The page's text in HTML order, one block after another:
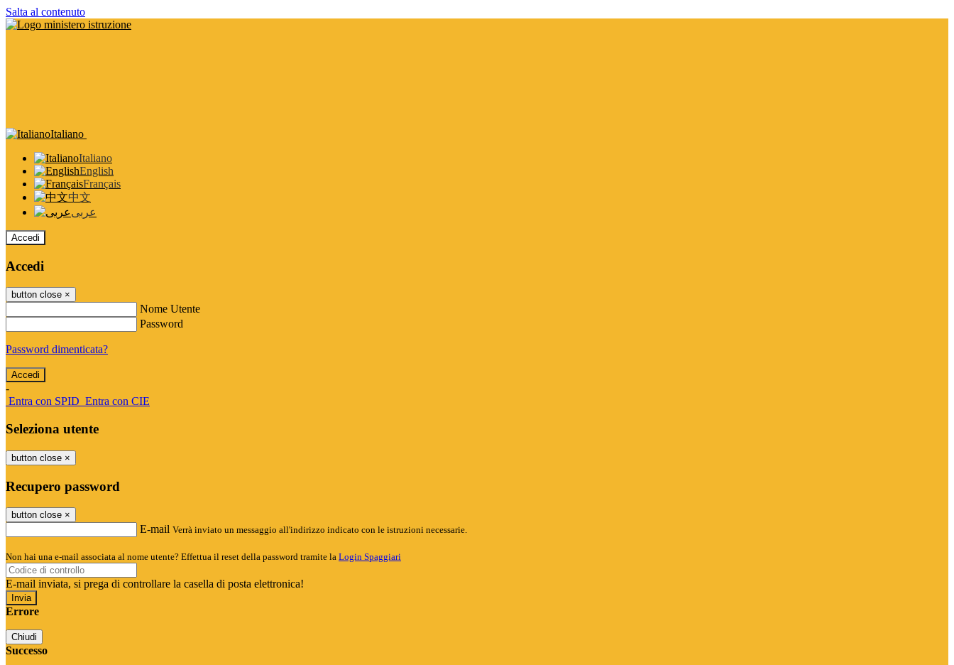
Salta al contenuto
Italiano
Italiano
English
Français
中文
عربى
Accedi
Accedi
button close ×
Nome Utente
Password
Password dimenticata?
-
Entra con SPID Entra con CIE
Seleziona utente
button close ×
Recupero password
button close ×
E-mail Verrà inviato un messaggio all'indirizzo indicato con le istruzioni necessarie.
Non hai una e-mail associata al nome utente? Effettua il reset della password tramite la Login Spaggiari
E-mail inviata, si prega di controllare la casella di posta elettronica!
Errore
Chiudi
Successo